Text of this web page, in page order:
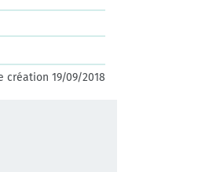
création 19/09/2018